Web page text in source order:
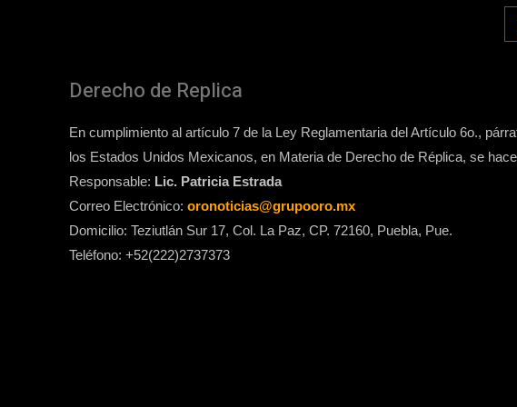
Derecho de Replica
En cumplimiento al artículo 7 de la Ley Reglamentaria del Artículo 6o.,
los Estados Unidos Mexicanos, en Materia de Derecho de Réplica, se
Responsable: Lic. Patricia Estrada
Correo Electrónico: oronoticias@grupooro.mx
Domicilio: Teziutlán Sur 17, Col. La Paz, CP. 72160, Puebla, Pue.
Teléfono: +52(222)2737373